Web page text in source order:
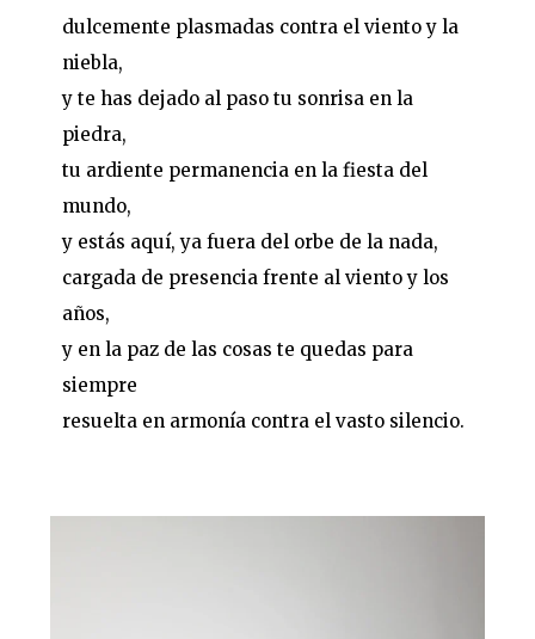
dulcemente plasmadas contra el viento y la
niebla,
y te has dejado al paso tu sonrisa en la
piedra,
tu ardiente permanencia en la fiesta del
mundo,
y estás aquí, ya fuera del orbe de la nada,
cargada de presencia frente al viento y los
años,
y en la paz de las cosas te quedas para
siempre
resuelta en armonía contra el vasto silencio.